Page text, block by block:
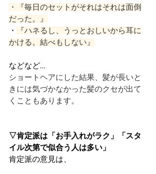
・『毎日のセットがそれはそれは面倒
だった。』
・
『ハネるし、うっとおしいから耳に
かける。結べもしない』
などなど…
ショートヘアにした結果、髪が長いと
きには気づかなかった髪のクセが出て
くこともあります。
▽肯定派は「お手入れがラク」「スタ
イル次第で似合う人は多い」
肯定派の意見は、